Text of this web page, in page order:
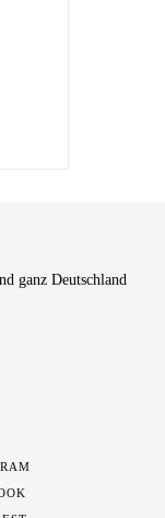
ganz Deutschland